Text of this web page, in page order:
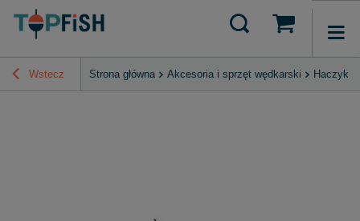
Wstecz Strona główna Akcesoria i sprzęt wędkarski Haczyki,